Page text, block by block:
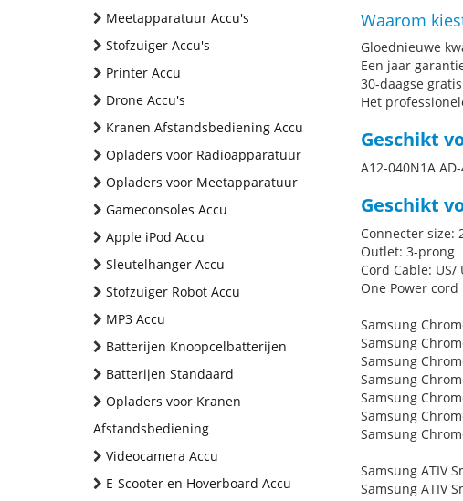
Meetapparatuur Accu's
Stofzuiger Accu's
Printer Accu
Drone Accu's
Kranen Afstandsbediening Accu
Opladers voor Radioapparatuur
Opladers voor Meetapparatuur
Gameconsoles Accu
Apple iPod Accu
Sleutelhanger Accu
Stofzuiger Robot Accu
MP3 Accu
Batterijen Knoopcelbatterijen
Batterijen Standaard
Opladers voor Kranen
Afstandsbediening
Videocamera Accu
E-Scooter en Hoverboard Accu
Waarom
Gloednieuwe
Een jaar
30-daagse
Het
Geschikt
A12-040N1A
Geschikt
Connecter size:
Outlet: 3-prong
Cord Cable: US/
One Power
Samsung
Samsung
Samsung
Samsung
Samsung
Samsung
Samsung
Samsung ATIV
Samsung ATIV